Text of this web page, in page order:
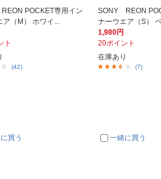
POCKET専用イン
ア（M） ホワイ...
ト
(42)
買う
SONY REON
ナーウエア（S）
1,980円
20ポイント
在庫あり
(7)
一緒に買う